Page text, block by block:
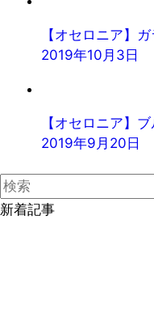
【オセロニア】
2019年10月3日
【オセロニア】
2019年9月20日
新着記事